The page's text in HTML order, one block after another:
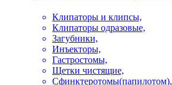
Клипаторы и клипсы,
Клипаторы одразовые,
Загубники,
Инъекторы,
Гастростомы,
Щетки чистящие,
Сфинктеротомы(папилотом),